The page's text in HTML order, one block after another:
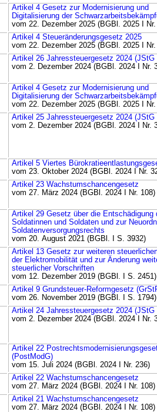
Artikel 4 Gesetz zur Modernisierung und
Digitalisierung der
vom 22. Dezember 2025 (BGBl. 2025 I Nr.
Artikel 4 Steueränderungsgesetz 2025
vom 22. Dezember 2025 (BGBl. 2025 I Nr.
Artikel 26 Jahressteuergesetz 2024 (JStG
vom 2. Dezember 2024 (BGBl. 2024 I Nr.
Artikel 4 Gesetz zur Modernisierung und
Digitalisierung der
vom 22. Dezember 2025 (BGBl. 2025 I Nr.
Artikel 25 Jahressteuergesetz 2024 (JStG
vom 2. Dezember 2024 (BGBl. 2024 I Nr.
Artikel 5 Viertes
vom 23. Oktober 2024 (BGBl. 2024 I Nr.
Artikel 23 Wachstumschancengesetz
vom 27. März 2024 (BGBl. 2024 I Nr. 108)
Artikel 29 Gesetz über die Entschädigung
Soldatinnen und Soldaten und zur
Soldatenversorgungsrechts
vom 20. August 2021 (BGBl. I S. 3932)
Artikel 13 Gesetz zur weiteren
der Elektromobilität und zur Änderung
steuerlicher Vorschriften
vom 12. Dezember 2019 (BGBl. I S. 2451)
Artikel 9 Grundsteuer-Reformgesetz
vom 26. November 2019 (BGBl. I S. 1794)
Artikel 24 Jahressteuergesetz 2024 (JStG
vom 2. Dezember 2024 (BGBl. 2024 I Nr.
Artikel 22
(PostModG)
vom 15. Juli 2024 (BGBl. 2024 I Nr. 236)
Artikel 22 Wachstumschancengesetz
vom 27. März 2024 (BGBl. 2024 I Nr. 108)
Artikel 21 Wachstumschancengesetz
vom 27. März 2024 (BGBl. 2024 I Nr. 108)